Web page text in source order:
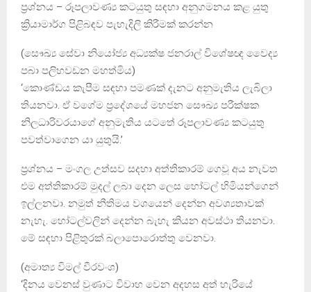
ප්‍රශ්නය – රූපලාවණ්‍ය කටයුතු සඳහා අනුගමනය කළ යුතු
ක්‍රියාමාර්ග පිළිබඳව පැහැදිලි කිරීමක් කරන්න
(සෞඛ්‍ය සේවා නියෝජ්‍ය අධ්‍යක්ෂ ජනරාල් විශේෂඥ වෛද්‍ය
පබා පලිහවඩන මහත්මිය)
‘කොණ්ඩය කැපීම සඳහා පමණක් දැනට අනුමැතිය ලැබිලා
තියනවා. ඒ වගේම ප්‍රදේශයේ මහජන සෞඛ්‍ය පරීක්ෂක
නිලධාරිවරයාගේ අනුමැතිය යටතේ රූපලාවණ්‍ය කටයුතු
පවත්වාගෙන යා යුතුයි.’
ප්‍රශ්නය – මංගල උත්සව සදහා අත්තිකාරම් ගෙවූ අය නැවත
එම අත්තිකාරම් මුදල් ලබා දෙන ලෙස හෝටල් හිමියන්ගෙන්
ඉල්ලනවා. නමුත් නීතිමය වශයෙන් දෙන්න අවශ්‍යතාවක්
නැහැ. හෝටල්වලින් දෙන්න බැහැ කියන අවස්ථා තියනවා.
මේ සඳහා පිළිතුරක් බලාපොරොත්තු වෙනවා.
(අමාත්‍ය විමල් වීරවංශ)
‘දිනය වෙනස් වුණාට විවාහ වෙන අදහස අත් හැරියේ